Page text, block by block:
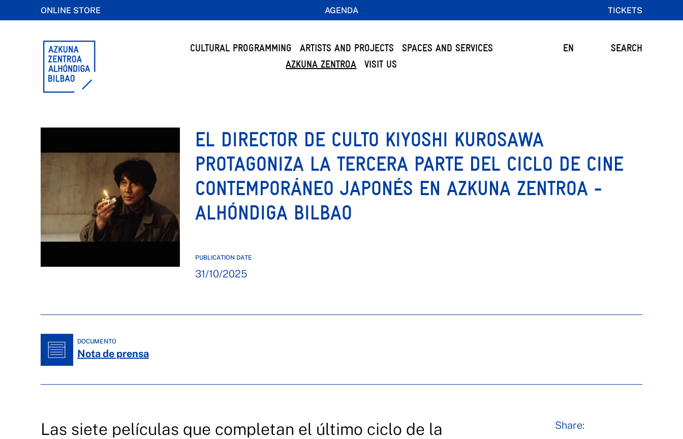
ONLINE STORE AGENDA TICKETS
CULTURAL PROGRAMMING ARTISTS AND PROJECTS
SPACES AND SERVICES
AZKUNA ZENTROA
VISIT US
EN SEARCH
EL DIRECTOR DE CULTO KIYOSHI KUROSAWA
PROTAGONIZA LA TERCERA PARTE DEL CICLO DE CINE
CONTEMPORÁNEO JAPONÉS EN AZKUNA ZENTROA -
ALHÓNDIGA BILBAO
PUBLICATION DATE
31/10/2025
DOCUMENTO
Nota de prensa
Las siete películas que completan el último ciclo de la
Share: